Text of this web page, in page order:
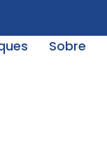
Sobre